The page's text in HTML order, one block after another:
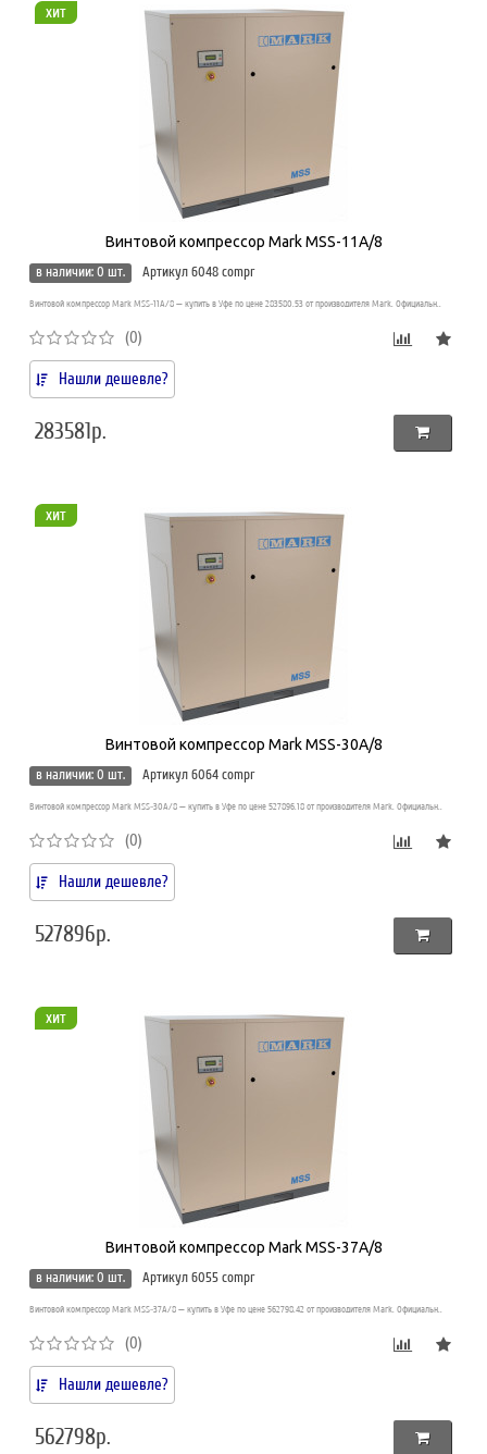
хит
Винтовой компрессор Mark MSS-11A/8
в наличии: 0 шт.
Артикул 6048 compr
Винтовой компрессор Mark MSS-11A/8 — купить в Уфе по цене 283580.53 от производителя Mark. Официальн..
(0)
Нашли дешевле?
283581р.
хит
Винтовой компрессор Mark MSS-30A/8
в наличии: 0 шт.
Артикул 6064 compr
Винтовой компрессор Mark MSS-30A/8 — купить в Уфе по цене 527896.18 от производителя Mark. Официальн..
(0)
Нашли дешевле?
527896р.
хит
Винтовой компрессор Mark MSS-37A/8
в наличии: 0 шт.
Артикул 6055 compr
Винтовой компрессор Mark MSS-37A/8 — купить в Уфе по цене 562798.42 от производителя Mark. Официальн..
(0)
Нашли дешевле?
562798р.